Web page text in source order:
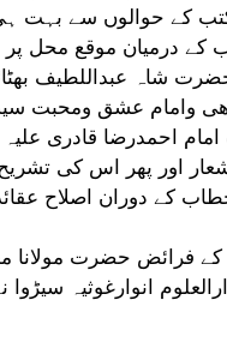
کے حوالوں سے بہت ہی
کے درمیان موقع محل پر
شاہ عبداللطیف
وامام عشق ومحبت
احمدرضا قادری علیہ
کے دوران اصلاح
فرائض حضرت مولانا
انوارغوثیہ